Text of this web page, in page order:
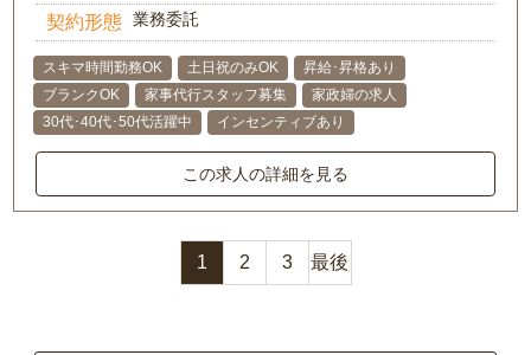
契約形態 業務委託
スキマ時間勤務OK 土日祝のみOK
昇給･昇格あり
ブランクOK
家事代行スタッフ募集
家政婦の求人
30代･40代･50代活躍中
インセンティブあり
この求人の詳細を見る
1 2 3 最後